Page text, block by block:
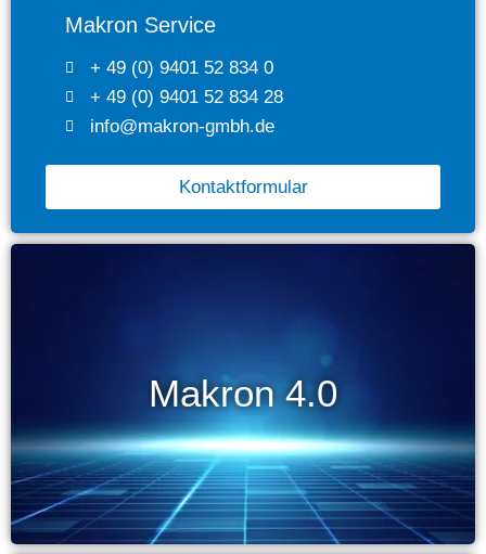
Makron Service
+ 49 (0) 9401 52 834 0
+ 49 (0) 9401 52 834 28
info@makron-gmbh.de
Kontaktformular
Makron 4.0